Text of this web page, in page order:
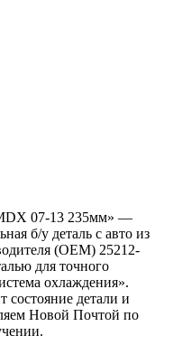
07-13 235мм» —
б/у деталь с авто из
(OEM) 25212-
для точного
охлаждения».
состояние детали и
Новой Почтой по